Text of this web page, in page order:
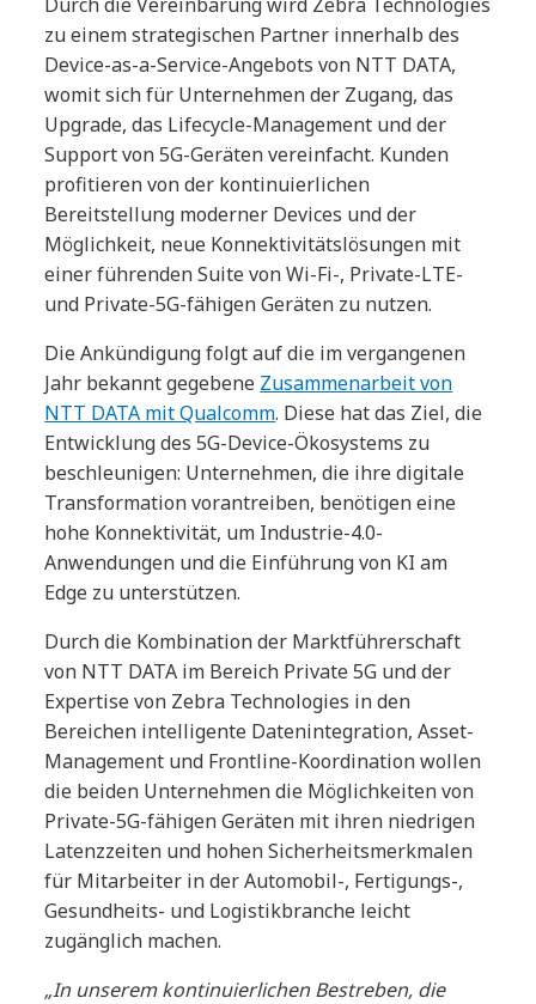
zu einem strategischen Partner innerhalb des
Device-as-a-Service-Angebots von NTT DATA,
womit sich für Unternehmen der Zugang, das
Upgrade, das Lifecycle-Management und der
Support von 5G-Geräten vereinfacht. Kunden
profitieren von der kontinuierlichen
Bereitstellung moderner Devices und der
Möglichkeit, neue Konnektivitätslösungen mit
einer führenden Suite von Wi-Fi-, Private-LTE-
und Private-5G-fähigen Geräten zu nutzen.
Die Ankündigung folgt auf die im vergangenen
Jahr bekannt gegebene Zusammenarbeit von
NTT DATA mit Qualcomm. Diese hat das Ziel, die
Entwicklung des 5G-Device-Ökosystems zu
beschleunigen: Unternehmen, die ihre digitale
Transformation vorantreiben, benötigen eine
hohe Konnektivität, um Industrie-4.0-
Anwendungen und die Einführung von KI am
Edge zu unterstützen.
Durch die Kombination der Marktführerschaft
von NTT DATA im Bereich Private 5G und der
Expertise von Zebra Technologies in den
Bereichen intelligente Datenintegration, Asset-
Management und Frontline-Koordination wollen
die beiden Unternehmen die Möglichkeiten von
Private-5G-fähigen Geräten mit ihren niedrigen
Latenzzeiten und hohen Sicherheitsmerkmalen
für Mitarbeiter in der Automobil-, Fertigungs-,
Gesundheits- und Logistikbranche leicht
zugänglich machen.
„In unserem kontinuierlichen Bestreben, die